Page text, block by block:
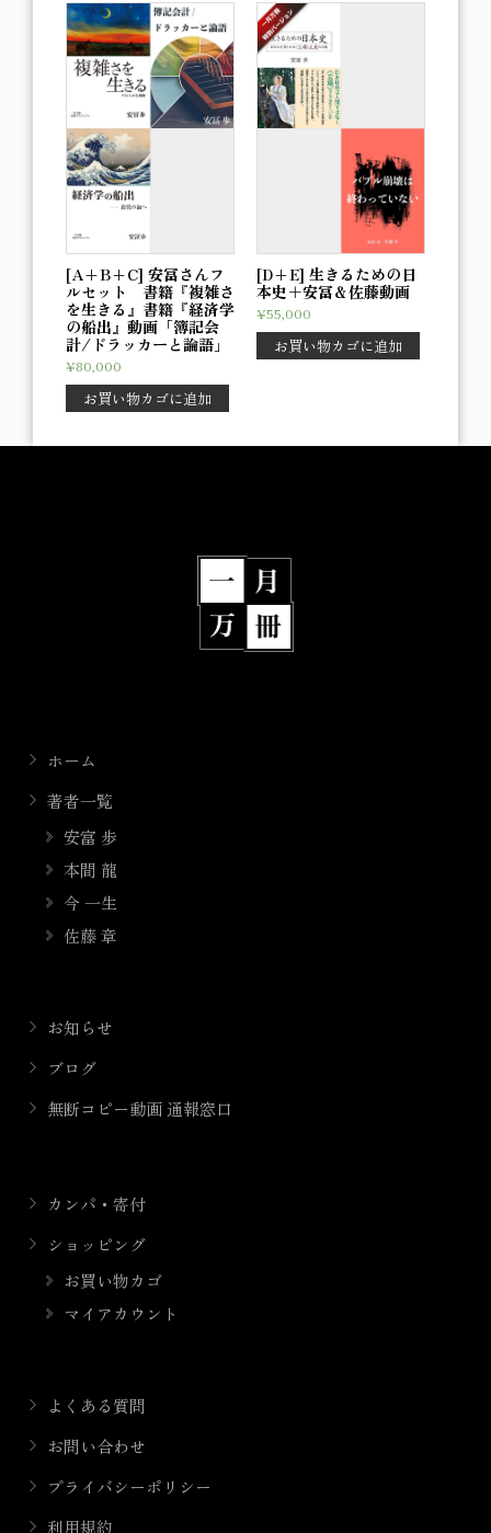
[A+B+C] 安冨さんフ
ルセット 書籍『複雑さ
を生きる』書籍『経済学
の船出』動画「簿記会
計/ドラッカーと論語」
¥80,000
お買い物カゴに追加
[D+E] 生きるための日
本史＋安冨＆佐藤動画
¥55,000
お買い物カゴに追加
ホーム
著者一覧
安富 歩
本間 龍
今 一生
佐藤 章
お知らせ
ブログ
無断コピー動画 通報窓口
カンパ・寄付
ショッピング
お買い物カゴ
マイアカウント
よくある質問
お問い合わせ
プライバシーポリシー
利用規約